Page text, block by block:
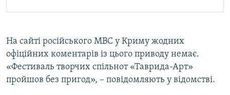
На сайті російського МВС у Криму жодних
офіційних коментарів із цього приводу немає.
«Фестиваль творчих спільнот «Таврида-Арт»
пройшов без пригод», – повідомляють у відомстві.